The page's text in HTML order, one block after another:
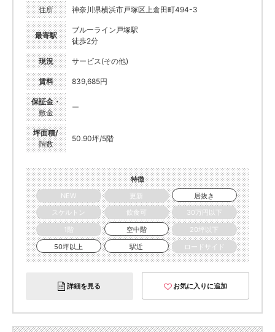
住所 神奈川県横浜市戸塚区上倉田町494-3
最寄駅
ブルーライン戸塚駅
徒歩2分
現況 サービス(その他)
賃料 839,685円
保証金・
敷金
ー
坪面積/
階数
50.90坪/5階
特徴
NEW
更新
居抜き
スケルトン
飲食可
30万円以下
1階
空中階
20坪以下
50坪以上
駅近 ロードサイド
詳細を見る お気に入りに追加